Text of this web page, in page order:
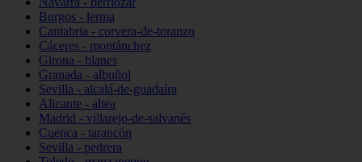
Burgos - lerma
Cantabria - corvera-de-toranzo
Cáceres - montánchez
Girona - blanes
Granada - albuñol
Sevilla - alcalá-de-guadaíra
Alicante - altea
Madrid - villarejo-de-salvanés
Cuenca - tarancón
Sevilla - pedrera